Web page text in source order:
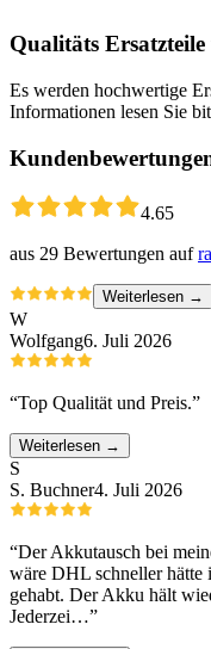
Qualitäts Ersatzteile
Es werden hochwertige
Informationen lesen Sie
4.65
aus 29 Bewertungen auf
Weiterlesen →
W
Wolfgang6. Juli 2026
“Top Qualität und Preis.”
Weiterlesen →
S
S. Buchner4. Juli 2026
“Der Akkutausch bei
wäre DHL schneller hätte
gehabt. Der Akku hält
Jederzei…”